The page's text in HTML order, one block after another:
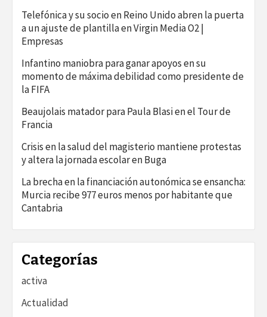
Telefónica y su socio en Reino Unido abren la puerta
a un ajuste de plantilla en Virgin Media O2 |
Empresas
Infantino maniobra para ganar apoyos en su
momento de máxima debilidad como presidente de
la FIFA
Beaujolais matador para Paula Blasi en el Tour de
Francia
Crisis en la salud del magisterio mantiene protestas
y altera la jornada escolar en Buga
La brecha en la financiación autonómica se ensancha:
Murcia recibe 977 euros menos por habitante que
Cantabria
Categorías
activa
Actualidad